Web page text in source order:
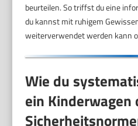
beurteilen. So triffst du eine
du kannst mit ruhigem
weiterverwendet werden kann
Wie du
ein Kinderwagen